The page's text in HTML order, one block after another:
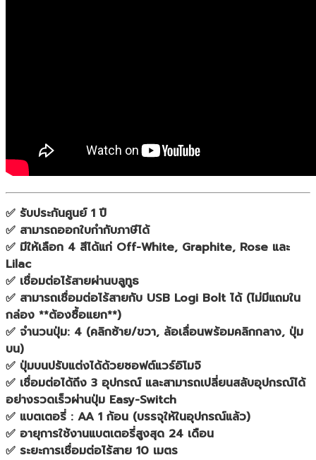
✅ รับประกันศูนย์ 1 ปี
✅ สามารถออกใบกำกับภาษีได้
✅ มีให้เลือก 4 สีได้แก่ Off-White, Graphite, Rose และ
Lilac
✅ เชื่อมต่อไร้สายผ่านบลูทูธ
✅ สามารถเชื่อมต่อไร้สายกับ USB Logi Bolt ได้ (ไม่มีแถมใน
กล่อง **ต้องซื้อแยก**)
✅ จำนวนปุ่ม: 4 (คลิกซ้าย/ขวา, ล้อเลื่อนพร้อมคลิกกลาง, ปุ่ม
บน)
✅ ปุ่มบนปรับแต่งได้ด้วยซอฟต์แวร์อิโมจิ
✅ เชื่อมต่อได้ถึง 3 อุปกรณ์ และสามารถเปลี่ยนสลับอุปกรณ์ได้
อย่างรวดเร็วผ่านปุ่ม Easy-Switch
✅ แบตเตอรี่ : AA 1 ก้อน (บรรจุให้ในอุปกรณ์แล้ว)
✅ อายุการใช้งานแบตเตอรี่สูงสุด 24 เดือน
✅ ระยะการเชื่อมต่อไร้สาย 10 เมตร